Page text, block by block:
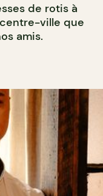
de rotis à
ville que
amis.